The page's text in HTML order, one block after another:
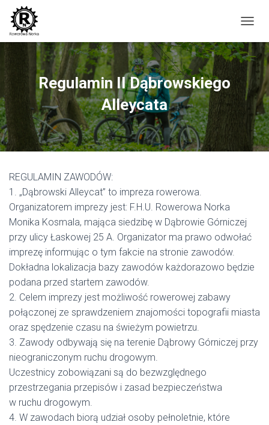
R
Z
E
Ą
C
W
Regulamin II Dąbrowskiego
Alleycata
REGULAMIN ZAWODÓW:
1. „Dąbrowski Alleycat” to impreza rowerowa.
Organizatorem imprezy jest: F.H.U. Rowerowa Norka
Monika Kosmala, mająca siedzibę w Dąbrowie Górniczej
przy ulicy Łaskowej 25 A. Organizator ma prawo odwołać
imprezę informując o tym fakcie na stronie zawodów.
Dokładna lokalizacja bazy zawodów każdorazowo będzie
podana przed startem zawodów.
2. Celem imprezy jest możliwość rowerowej zabawy
połączonej ze sprawdzeniem znajomości topografii miasta
oraz spędzenie czasu na świeżym powietrzu.
3. Zawody odbywają się na terenie Dąbrowy Górniczej przy
nieograniczonym ruchu drogowym.
Uczestnicy zobowiązani są do bezwzględnego
przestrzegania przepisów i zasad bezpieczeństwa
w ruchu drogowym.
4. W zawodach biorą udział osoby pełnoletnie, które